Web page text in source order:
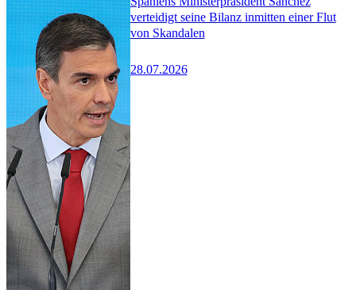
verteidigt seine Bilanz inmitten einer Flut
von Skandalen
28.07.2026